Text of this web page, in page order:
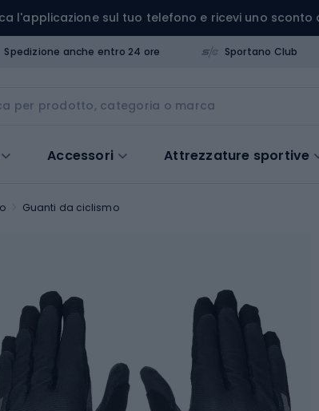
l'applicazione sul tuo telefono e ricevi uno sconto
Spedizione anche entro 24 ore Sportano Club
Accessori Attrezzature sportive
Guanti da ciclismo